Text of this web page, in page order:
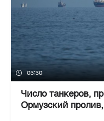
03:30
Число танкеров,
Ормузский